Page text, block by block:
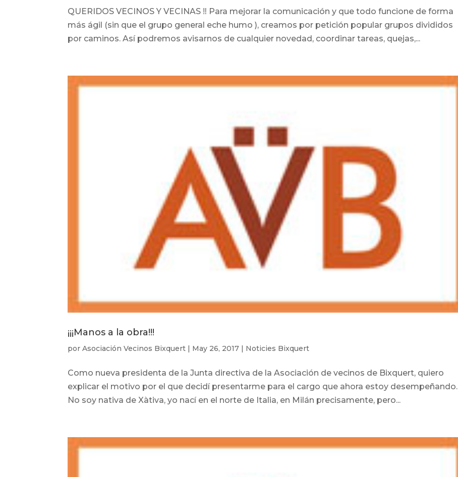
QUERIDOS VECINOS Y VECINAS ‼️ Para mejorar la comunicación y que todo funcione de forma
más ágil (sin que el grupo general eche humo ), creamos por petición popular grupos divididos
por caminos. Así podremos avisarnos de cualquier novedad, coordinar tareas, quejas,...
¡¡¡Manos a la obra!!!
porAsociación Vecinos Bixquert | May 26, 2017 | Noticies Bixquert
Como nueva presidenta de la Junta directiva de la Asociación de vecinos de Bixquert, quiero
explicar el motivo por el que decidí presentarme para el cargo que ahora estoy desempeñando.
No soy nativa de Xàtiva, yo nací en el norte de Italia, en Milán precisamente, pero...